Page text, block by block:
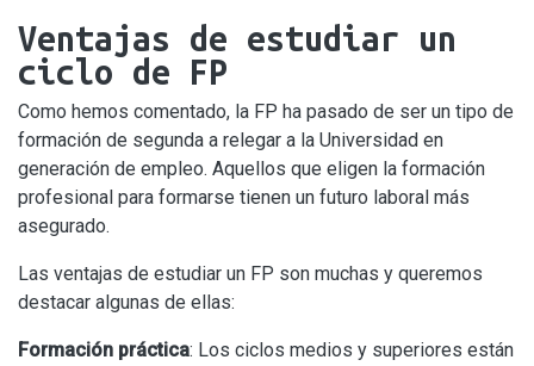
Ventajas de estudiar un
ciclo de FP
Como hemos comentado, la FP ha pasado de ser un tipo de
formación de segunda a relegar a la Universidad en
generación de empleo. Aquellos que eligen la formación
profesional para formarse tienen un futuro laboral más
asegurado.
Las ventajas de estudiar un FP son muchas y queremos
destacar algunas de ellas:
Formación práctica: Los ciclos medios y superiores están